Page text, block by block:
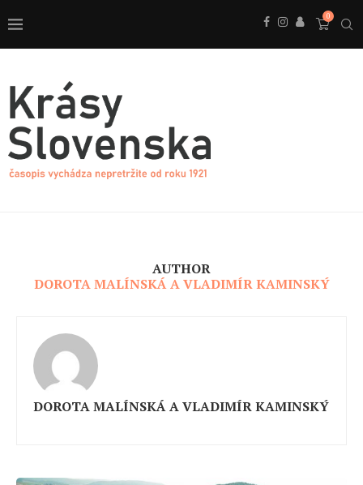
0
AUTHOR
DOROTA MALÍNSKÁ A VLADIMÍR KAMINSKÝ
DOROTA MALÍNSKÁ A VLADIMÍR KAMINSKÝ